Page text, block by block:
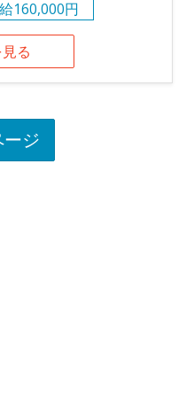
160,000円
る
ジ